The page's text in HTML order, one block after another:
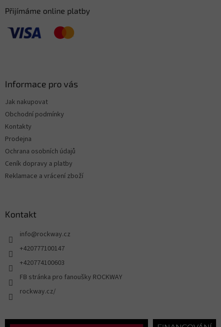
Přijímáme online platby
Informace pro vás
Jak nakupovat
Obchodní podmínky
Kontakty
Prodejna
Ochrana osobních údajů
Ceník dopravy a platby
Reklamace a vrácení zboží
Kontakt
info@rockway.cz
+420777100147
+420774100603
FB stránka pro fanoušky ROCKWAY
rockway.cz/